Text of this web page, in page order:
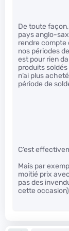
De toute
pays anglo-
rendre compte
nos périodes
est pour rien
produits
n’ai plus
période de
C’est
Mais par
moitié prix
pas des
cette